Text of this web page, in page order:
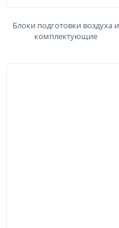
Блоки подготовки воздуха и
комплектующие